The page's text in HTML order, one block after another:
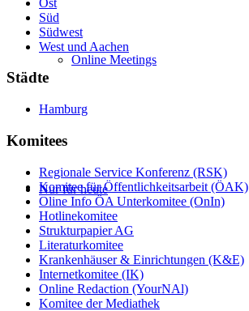
Online Meetings
Nur für heute
Süd
Südwest
West und Aachen
Städte
Hamburg
Komitees
Regionale Service Konferenz (RSK)
Komitee für Öffentlichkeitsarbeit (ÖAK)
Oline Info ÖA Unterkomitee (OnIn)
Hotlinekomitee
Strukturpapier AG
Literaturkomitee
Krankenhäuser & Einrichtungen (K&E)
Internetkomitee (IK)
Online Redaction (YourNAl)
Komitee der Mediathek